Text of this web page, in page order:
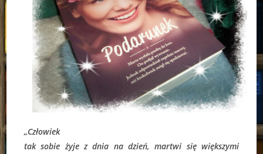
„Człowiek
tak sobie żyje z dnia na dzień, martwi się większymi